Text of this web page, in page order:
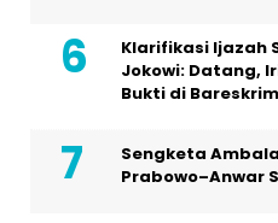
Klarifikasi Ijazah
Jokowi: Datang,
Bukti di
Sengketa
Prabowo–Anwar